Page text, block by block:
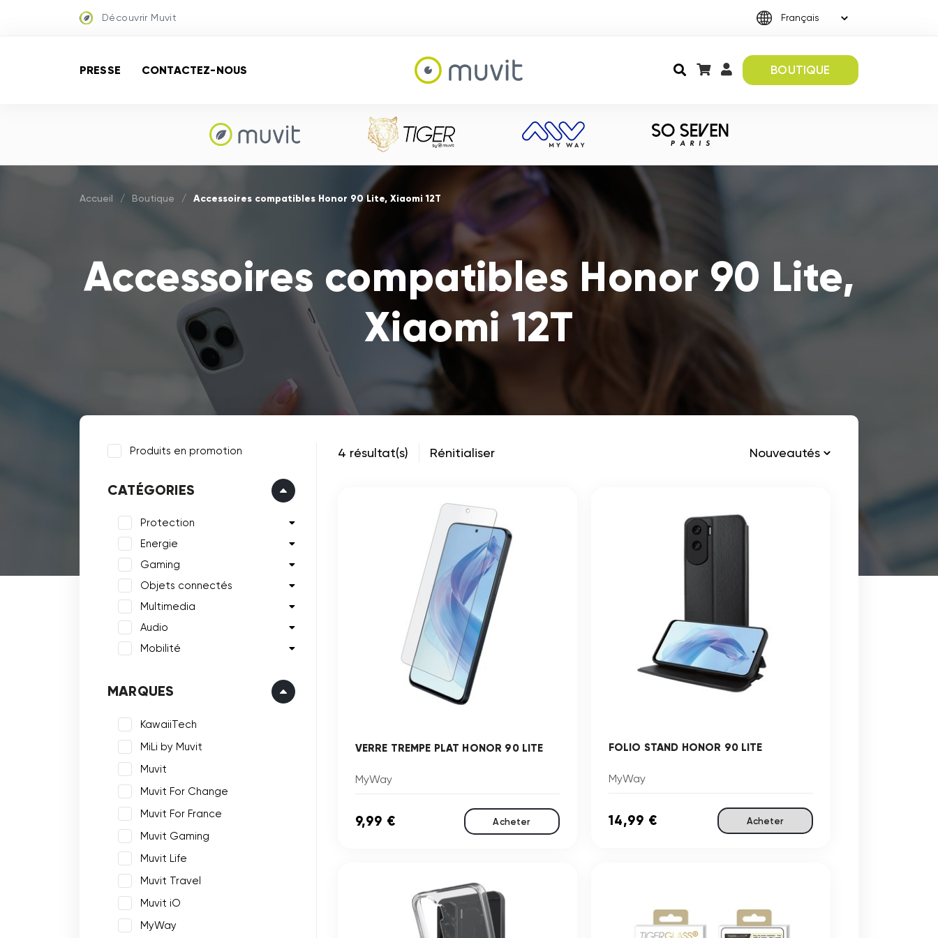
Découvrir Muvit
PRESSE CONTACTEZ-NOUS BOUTIQUE
Accueil / Boutique / Accessoires compatibles Honor 90 Lite, Xiaomi 12T
Accessoires compatibles Honor 90 Lite,
Xiaomi 12T
Produits en promotion
CATÉGORIES
Protection
Energie
Gaming
Objets connectés
Multimedia
Audio
Mobilité
MARQUES
KawaiiTech
MiLi by Muvit
Muvit
Muvit For Change
Muvit For France
Muvit Gaming
Muvit Life
Muvit Travel
Muvit iO
MyWay
4 résultat(s) Rénitialiser
VERRE TREMPE PLAT HONOR 90 LITE
MyWay
9,99 € Acheter
FOLIO STAND HONOR 90 LITE
MyWay
14,99 € Acheter